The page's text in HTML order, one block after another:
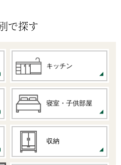
で探す
キッチン
寝室・子供部屋
収納